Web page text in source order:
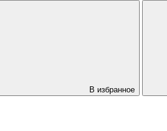
В избранное